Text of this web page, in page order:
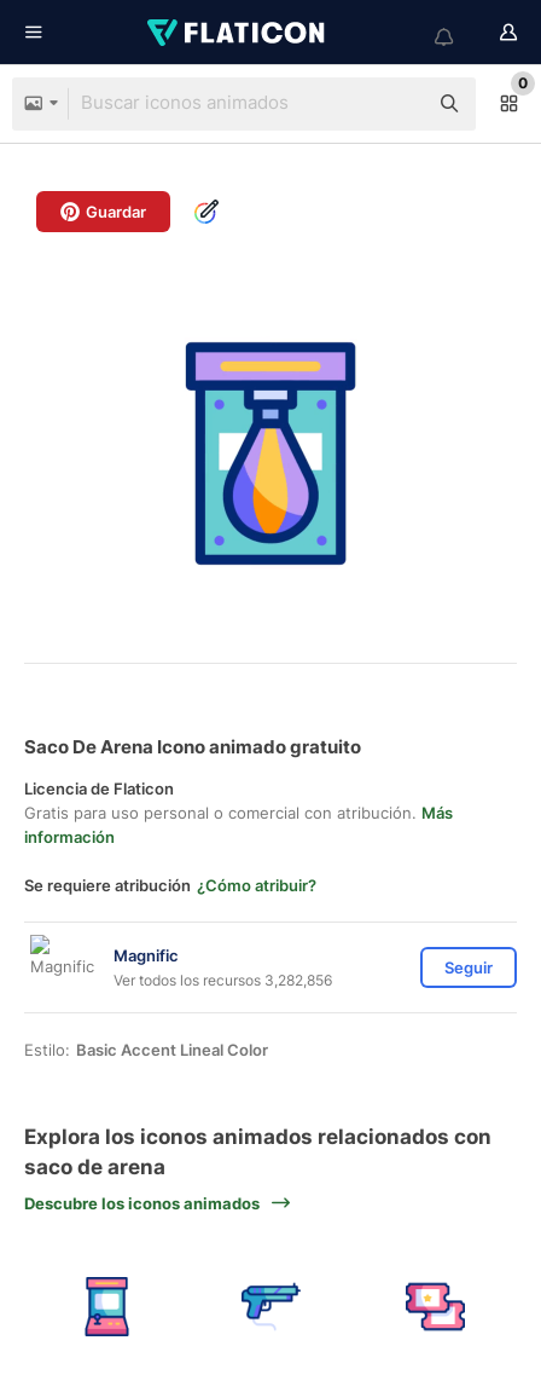
0
Guardar
Saco De Arena Icono animado gratuito
Licencia de Flaticon
Gratis para uso personal o comercial con atribución. Más
información
Se requiere atribución ¿Cómo atribuir?
Magnific
Ver todos los recursos 3,282,856
Seguir
Estilo: Basic Accent Lineal Color
Explora los iconos animados relacionados con
saco de arena
Descubre los iconos animados